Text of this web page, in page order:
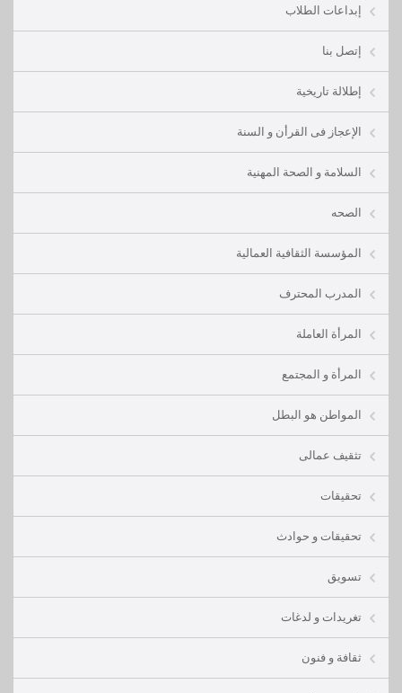
إبداعات الطلاب
إتصل بنا
إطلالة تاريخية
الإعجاز فى القرأن و السنة
السلامة و الصحة المهنية
الصحه
المؤسسة الثقافية العمالية
المدرب المحترف
المرأة العاملة
المرأة و المجتمع
المواطن هو البطل
تثقيف عمالى
تحقيقات
تحقيقات و حوادث
تسويق
تغريدات و لدغات
ثقافة و فنون